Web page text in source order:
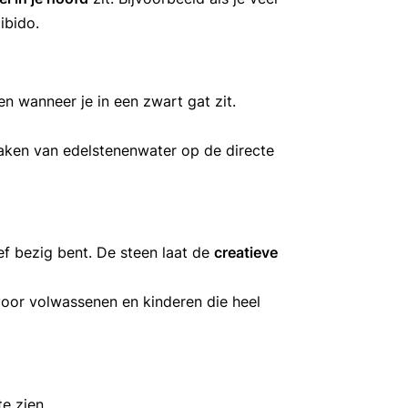
wanneer je in een zwart gat zit.
van edelstenenwater op de directe
bezig bent. De steen laat de creatieve
volwassenen en kinderen die heel
zien.